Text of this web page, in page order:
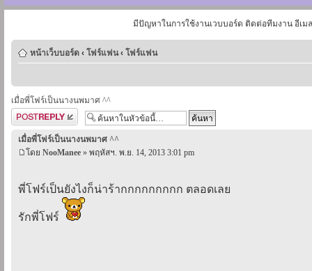
มีปัญหาในการใช้งานเวบบอร์ด ติดต่อทีมงาน อีเม
หน้าเว็บบอร์ด ‹ โฟร์แฟน ‹ โฟร์แฟน
เมื่อพี่โฟร์เป็นนางนพมาศ ^^
ตอบกระทู้
เมื่อพี่โฟร์เป็นนางนพมาศ ^^
โดย NooManee » พฤหัสฯ. พ.ย. 14, 2013 3:01 pm
พี่โฟร์เป็นยังไงก็น่าร้ากกกกกกกกก ตลอดเลย
รักพี่โฟร์